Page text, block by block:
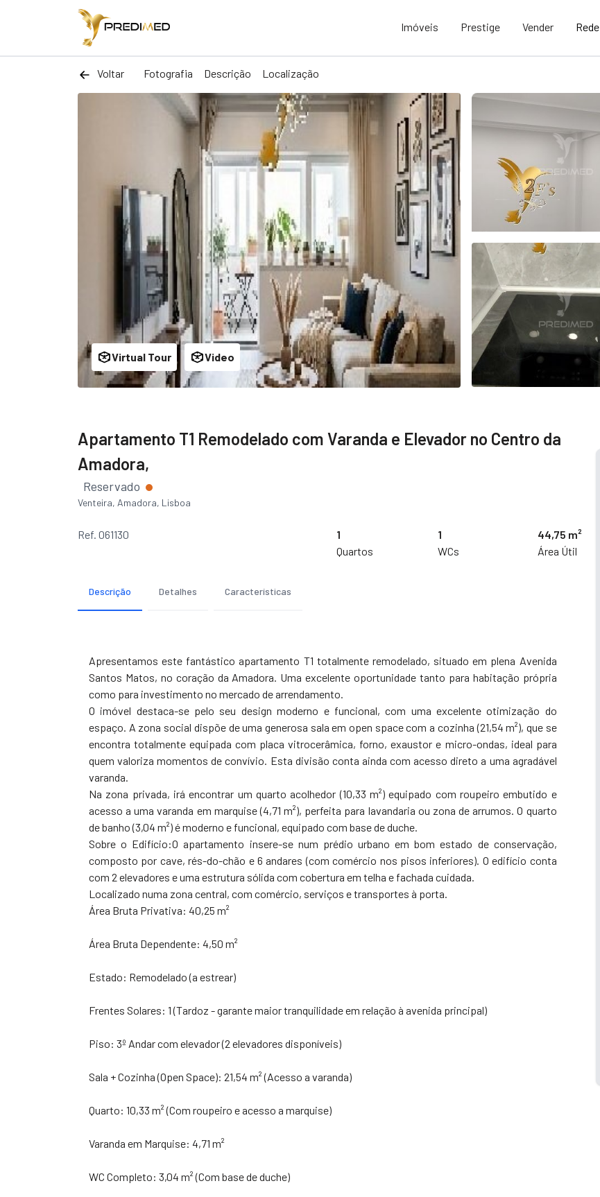
Imóveis Prestige Vender Rede
Voltar Fotografia Descrição Localização
Virtual Tour Video
Apartamento T1 Remodelado com Varanda e Elevador no Centro da
Amadora,
Reservado
Venteira, Amadora, Lisboa
Ref. 061130
1
Quartos
1
WCs
44,75 m²
Área Útil
Descrição Detalhes Características
Apresentamos este fantástico apartamento T1 totalmente remodelado, situado em plena Avenida
Santos Matos, no coração da Amadora. Uma excelente oportunidade tanto para habitação própria
como para investimento no mercado de arrendamento.
O imóvel destaca-se pelo seu design moderno e funcional, com uma excelente otimização do
espaço. A zona social dispõe de uma generosa sala em open space com a cozinha (21,54 m²), que se
encontra totalmente equipada com placa vitrocerâmica, forno, exaustor e micro-ondas, ideal para
quem valoriza momentos de convívio. Esta divisão conta ainda com acesso direto a uma agradável
varanda.
Na zona privada, irá encontrar um quarto acolhedor (10,33 m²) equipado com roupeiro embutido e
acesso a uma varanda em marquise (4,71 m²), perfeita para lavandaria ou zona de arrumos. O quarto
de banho (3,04 m²) é moderno e funcional, equipado com base de duche.
Sobre o Edifício:O apartamento insere-se num prédio urbano em bom estado de conservação,
composto por cave, rés-do-chão e 6 andares (com comércio nos pisos inferiores). O edifício conta
com 2 elevadores e uma estrutura sólida com cobertura em telha e fachada cuidada.
Localizado numa zona central, com comércio, serviços e transportes à porta.
Área Bruta Privativa: 40,25 m²
Área Bruta Dependente: 4,50 m²
Estado: Remodelado (a estrear)
Frentes Solares: 1 (Tardoz - garante maior tranquilidade em relação à avenida principal)
Piso: 3º Andar com elevador (2 elevadores disponíveis)
Sala + Cozinha (Open Space): 21,54 m² (Acesso a varanda)
Quarto: 10,33 m² (Com roupeiro e acesso a marquise)
Varanda em Marquise: 4,71 m²
WC Completo: 3,04 m² (Com base de duche)